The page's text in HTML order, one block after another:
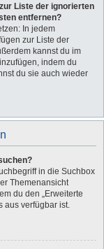
Liste der ignorierten
entfernen?
In jedem
zur Liste der
kannst du im
indem du
du sie auch wieder
in die Suchbox
Themenansicht
du den „Erweiterte
aus verfügbar ist.